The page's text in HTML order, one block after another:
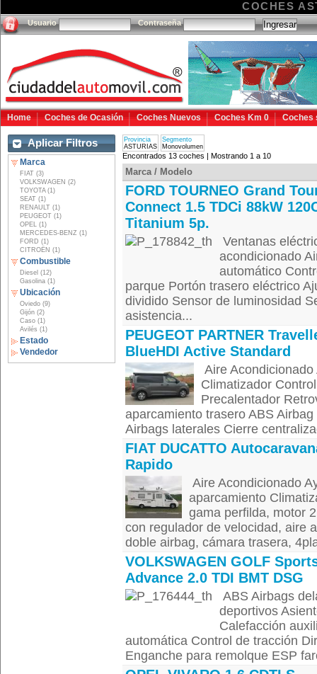
COCHES
Usuario Contraseña
Home Coches de Ocasión Coches Nuevos Coches Km 0 Coches
Aplicar Filtros
Marca
FIAT (3)
VOLKSWAGEN (2)
TOYOTA (1)
SEAT (1)
RENAULT (1)
PEUGEOT (1)
OPEL (1)
MERCEDES-BENZ (1)
FORD (1)
CITROËN (1)
Combustible
Diesel (12)
Gasolina (1)
Ubicación
Oviedo (9)
Gijón (2)
Caso (1)
Avilés (1)
Estado
Vendedor
Provincia
ASTURIAS
Segmento
Monovolumen
Encontrados 13 coches | Mostrando 1 a 10
Marca / Modelo
FORD TOURNEO Grand
Connect 1.5 TDCi 88kW
Titanium 5p.
Ventanas
acondicionado
automático
parque Portón trasero eléctrico
dividido Sensor de luminosidad
asistencia...
PEUGEOT PARTNER
BlueHDI Active Standard
Aire
Climatizador
Precalentador
aparcamiento trasero ABS
Airbags laterales Cierre
FIAT DUCATTO
Rapido
Aire Acondicionado
aparcamiento
gama perfilda, motor
con regulador de velocidad, aire
doble airbag, cámara trasera,
VOLKSWAGEN GOLF
Advance 2.0 TDI BMT DSG
ABS Airbags
deportivos
Calefacción
automática Control de tracción
Enganche para remolque ESP